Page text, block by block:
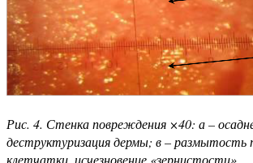
Рис. 4. Стенка повреждения ×40: а –
деструктуризация дермы; в – размытость